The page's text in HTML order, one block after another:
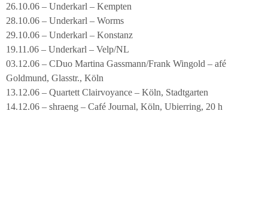
26.10.06 – Underkarl – Kempten
28.10.06 – Underkarl – Worms
29.10.06 – Underkarl – Konstanz
19.11.06 – Underkarl – Velp/NL
03.12.06 – CDuo Martina Gassmann/Frank Wingold – afé
Goldmund, Glasstr., Köln
13.12.06 – Quartett Clairvoyance – Köln, Stadtgarten
14.12.06 – shraeng – Café Journal, Köln, Ubierring, 20 h